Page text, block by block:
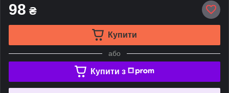
98 ₴
Купити
або
Купити з